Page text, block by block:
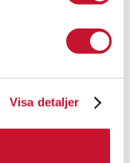
Visa detaljer